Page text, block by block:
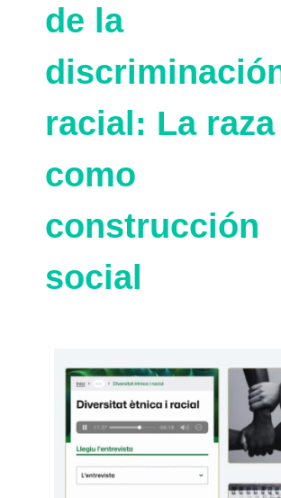
de la
racial: La raza
como
construcción
social